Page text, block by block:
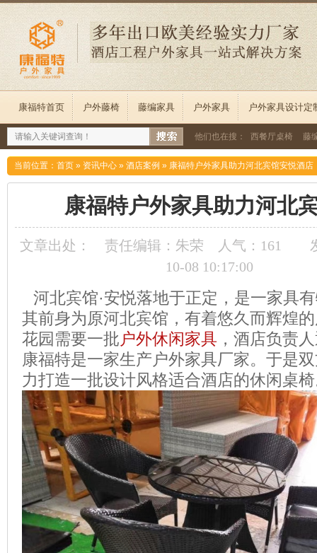
康福特首页 户外藤椅 藤编家具 户外家具 户外家具设计定
他们也在搜： 西餐厅桌椅 藤
当前位置： 首页 » 资讯中心 » 酒店案例 » 康福特户外家具助力河北宾馆安悦酒店
康福特户外家具助力河北
文章出处： 责任编辑：朱荣 人气： 161
10-08 10:17:00
河北宾馆·安悦落地于正定，是一家具
其前身为原河北宾馆，有着悠久而辉煌
花园需要一批 户外休闲家具 ，酒店负责
康福特是一家生产户外家具厂家。于是
力打造一批设计风格适合酒店的休闲桌